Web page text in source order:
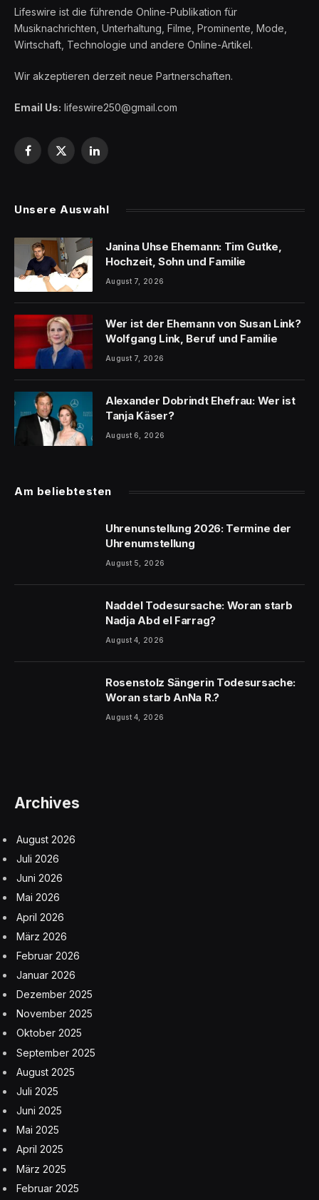
Lifeswire ist die führende Online-Publikation für
Musiknachrichten, Unterhaltung, Filme, Prominente, Mode,
Wirtschaft, Technologie und andere Online-Artikel.
Wir akzeptieren derzeit neue Partnerschaften.
Email Us: lifeswire250@gmail.com
Facebook
X
LinkedIn
Unsere Auswahl
Janina Uhse Ehemann: Tim Gutke,
Hochzeit, Sohn und Familie
August 7, 2026
Wer ist der Ehemann von Susan Link?
Wolfgang Link, Beruf und Familie
August 7, 2026
Alexander Dobrindt Ehefrau: Wer ist
Tanja Käser?
August 6, 2026
Am beliebtesten
Uhrenunstellung 2026: Termine der
Uhrenumstellung
August 5, 2026
Naddel Todesursache: Woran starb
Nadja Abd el Farrag?
August 4, 2026
Rosenstolz Sängerin Todesursache:
Woran starb AnNa R.?
August 4, 2026
Archives
August 2026
Juli 2026
Juni 2026
Mai 2026
April 2026
März 2026
Februar 2026
Januar 2026
Dezember 2025
November 2025
Oktober 2025
September 2025
August 2025
Juli 2025
Juni 2025
Mai 2025
April 2025
März 2025
Februar 2025